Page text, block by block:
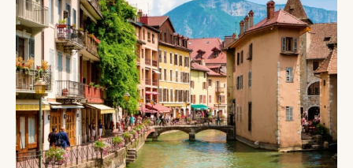
Тронгейм, Норвегія – місто Нідароського собору,
дерев’яних складів і студентського північного ритму
17/05/2026